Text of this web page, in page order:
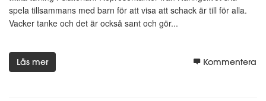
spela tillsammans med barn för att visa att schack är till för alla.
Vacker tanke och det är också sant och gör...
Läs mer Kommentera